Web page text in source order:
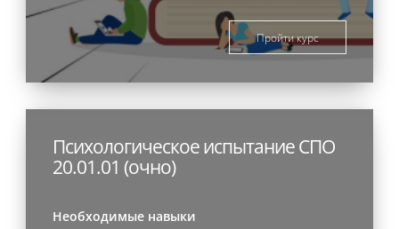
Пройти курс
Психологическое испытание СПО
20.01.01 (очно)
Необходимые навыки